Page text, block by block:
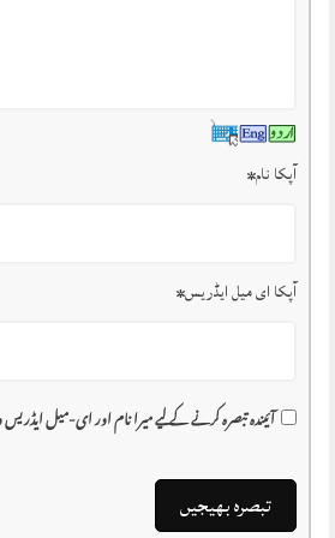
آپکا نام*
آپکا ای میل ایڈریس*
آئیندہ تبصرہ کرنے کے لیے میرا نام اور ای-میل